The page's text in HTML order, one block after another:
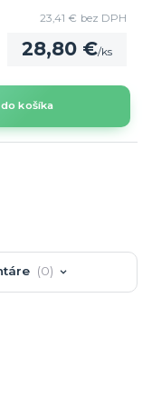
28,80 €/ks
23,41 € bez DPH
košíka
0